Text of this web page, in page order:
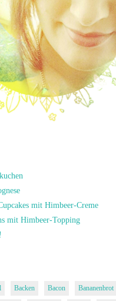
mit Himbeer-Creme
mit Himbeer-Topping
Backen Bacon Bananenbrot